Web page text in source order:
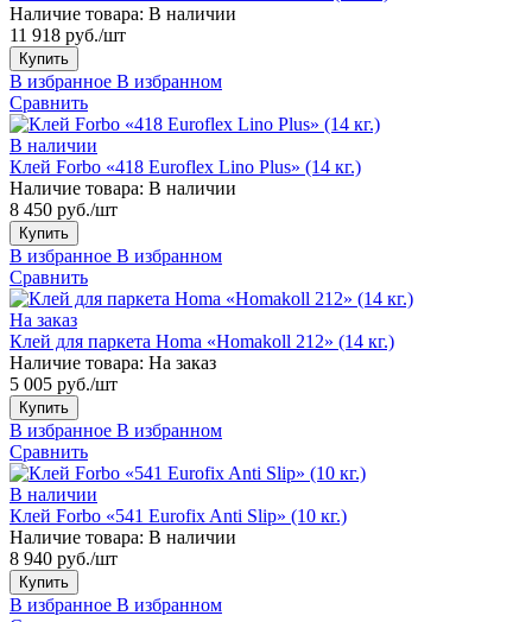
Наличие товара: В наличии
11 918 руб./шт
Купить
В избранное В избранном
Сравнить
В наличии
Клей Forbo «418 Euroflex Lino Plus» (14 кг.)
Наличие товара: В наличии
8 450 руб./шт
Купить
В избранное В избранном
Сравнить
На заказ
Клей для паркета Homa «Homakoll 212» (14 кг.)
Наличие товара: На заказ
5 005 руб./шт
Купить
В избранное В избранном
Сравнить
В наличии
Клей Forbo «541 Eurofix Anti Slip» (10 кг.)
Наличие товара: В наличии
8 940 руб./шт
Купить
В избранное В избранном